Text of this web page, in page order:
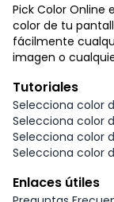
Pick Color Online
color de tu
fácilmente
imagen o
Tutoriales
Selecciona color
Selecciona color
Selecciona color
Selecciona color
Enlaces útiles